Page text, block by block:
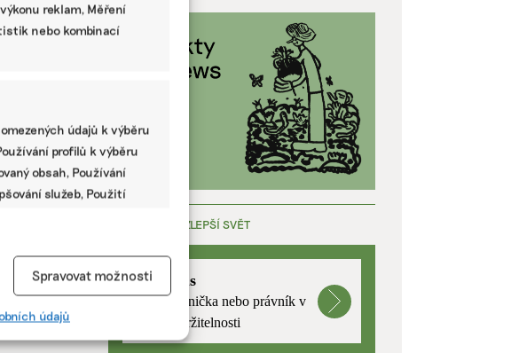
reklam, Měření
nebo kombinací
údajů k výběru
profilů k výběru
obsah, Používání
služeb, Použití
různých
Spravovat možnosti
údajů
PRÁCE, KTERÁ ZLEPŠÍ SVĚT
mutualus
Stáž: právnička nebo právník v
oblasti udržitelnosti